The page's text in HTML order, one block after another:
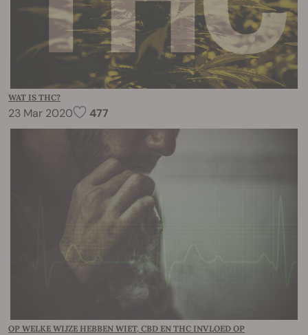
WAT IS THC?
23 Mar 2020 477
OP WELKE WIJZE HEBBEN WIET, CBD EN THC INVLOED OP